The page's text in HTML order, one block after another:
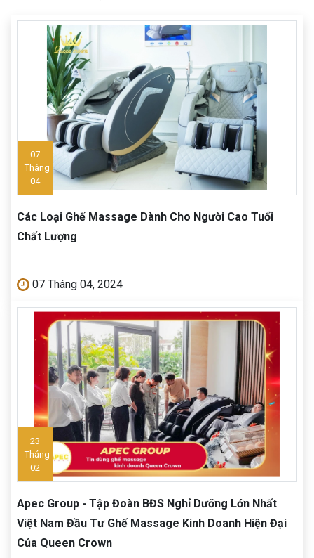
07
Tháng
04
Các Loại Ghế Massage Dành Cho Người Cao Tuổi
Chất Lượng
07 Tháng 04, 2024
23
Tháng
02
Apec Group - Tập Đoàn BĐS Nghỉ Dưỡng Lớn Nhất
Việt Nam Đầu Tư Ghế Massage Kinh Doanh Hiện Đại
Của Queen Crown